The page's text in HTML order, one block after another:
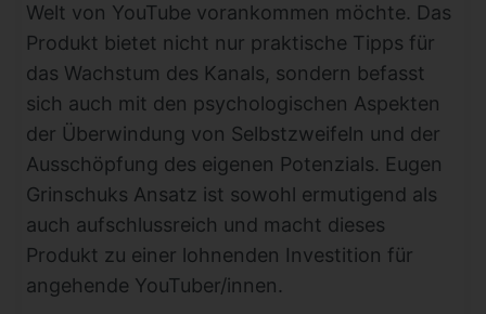
Welt von YouTube vorankommen möchte. Das
Produkt bietet nicht nur praktische Tipps für
das Wachstum des Kanals, sondern befasst
sich auch mit den psychologischen Aspekten
der Überwindung von Selbstzweifeln und der
Ausschöpfung des eigenen Potenzials. Eugen
Grinschuks Ansatz ist sowohl ermutigend als
auch aufschlussreich und macht dieses
Produkt zu einer lohnenden Investition für
angehende YouTuber/innen.